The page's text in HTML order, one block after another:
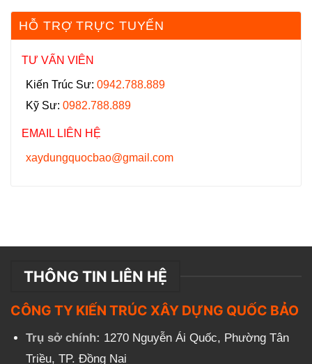
HỖ TRỢ TRỰC TUYẾN
TƯ VẤN VIÊN
Kiến Trúc Sư: 0942.788.889
Kỹ Sư: 0982.788.889
EMAIL LIÊN HỆ
xaydungquocbao@gmail.com
THÔNG TIN LIÊN HỆ
CÔNG TY KIẾN TRÚC XÂY DỰNG QUỐC BẢO
Trụ sở chính: 1270 Nguyễn Ái Quốc, Phường Tân
Triều, TP. Đồng Nai